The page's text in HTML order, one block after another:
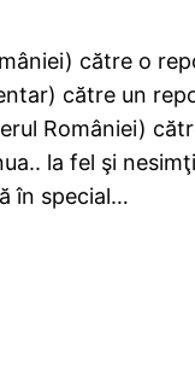
către o
către un
României)
la fel şi
în special…